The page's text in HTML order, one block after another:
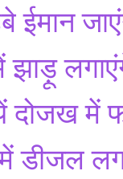
ईमान
झाड़ू
दोजख में
डीजल